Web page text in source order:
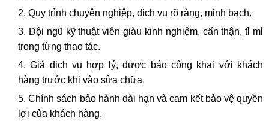
Quy trình chuyên nghiệp, dịch vụ rõ ràng, minh bạch.
Đội ngũ kỹ thuật viên giàu kinh nghiệm, cẩn thận, tỉ mỉ
trong từng thao tác.
Giá dịch vụ hợp lý, được báo công khai với khách
hàng trước khi vào sửa chữa.
Chính sách bảo hành dài hạn và cam kết bảo vệ quyền
lợi của khách hàng.